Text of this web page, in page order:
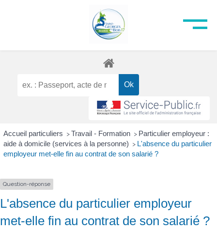
Accueil particuliers > Travail - Formation > Particulier employeur :
aide à domicile (services à la personne) > L'absence du particulier
employeur met-elle fin au contrat de son salarié ?
Question-réponse
L'absence du particulier employeur
met-elle fin au contrat de son salarié ?